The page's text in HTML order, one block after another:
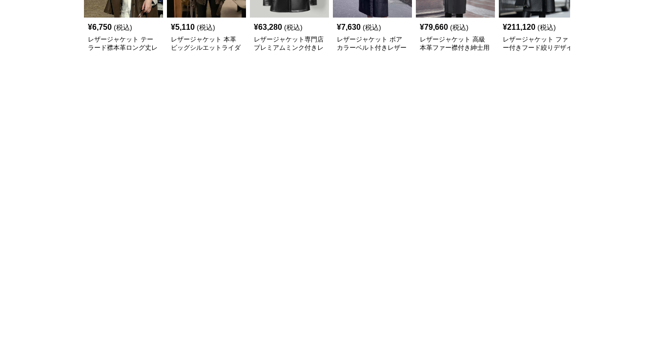
¥6,750 (税込)
レザージャケット テー
ラード襟本革ロング丈レ
¥5,110 (税込)
レザージャケット 本革
ビッグシルエットライダ
¥63,280 (税込)
レザージャケット専門店
プレミアムミンク付きレ
¥7,630 (税込)
レザージャケット ボア
カラーベルト付きレザー
¥79,660 (税込)
レザージャケット 高級
本革ファー襟付き紳士用
¥211,120 (税込)
レザージャケット ファ
ー付きフード絞りデザイ